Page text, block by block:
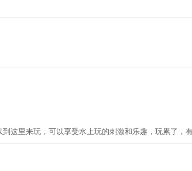
这里来玩，可以享受水上玩的刺激和乐趣，玩累了，